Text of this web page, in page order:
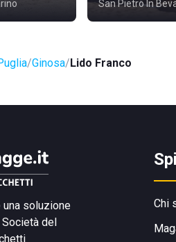
San Pietro In
Ginosa Lido Franco
una soluzione
Società del
Chi